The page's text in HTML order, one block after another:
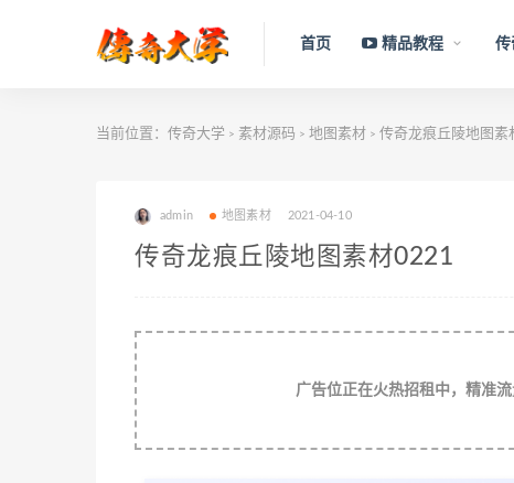
首页 精品教程 传
当前位置： 传奇大学 > 素材源码 > 地图素材 > 传奇龙痕丘陵地图素
admin 地图素材 2021-04-10
传奇龙痕丘陵地图素材0221
广告位正在火热招租中，精准